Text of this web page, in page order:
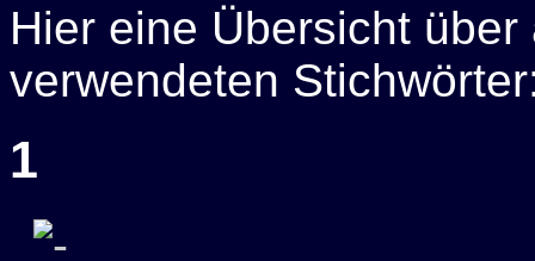
Hier eine Übersicht
verwendeten
1